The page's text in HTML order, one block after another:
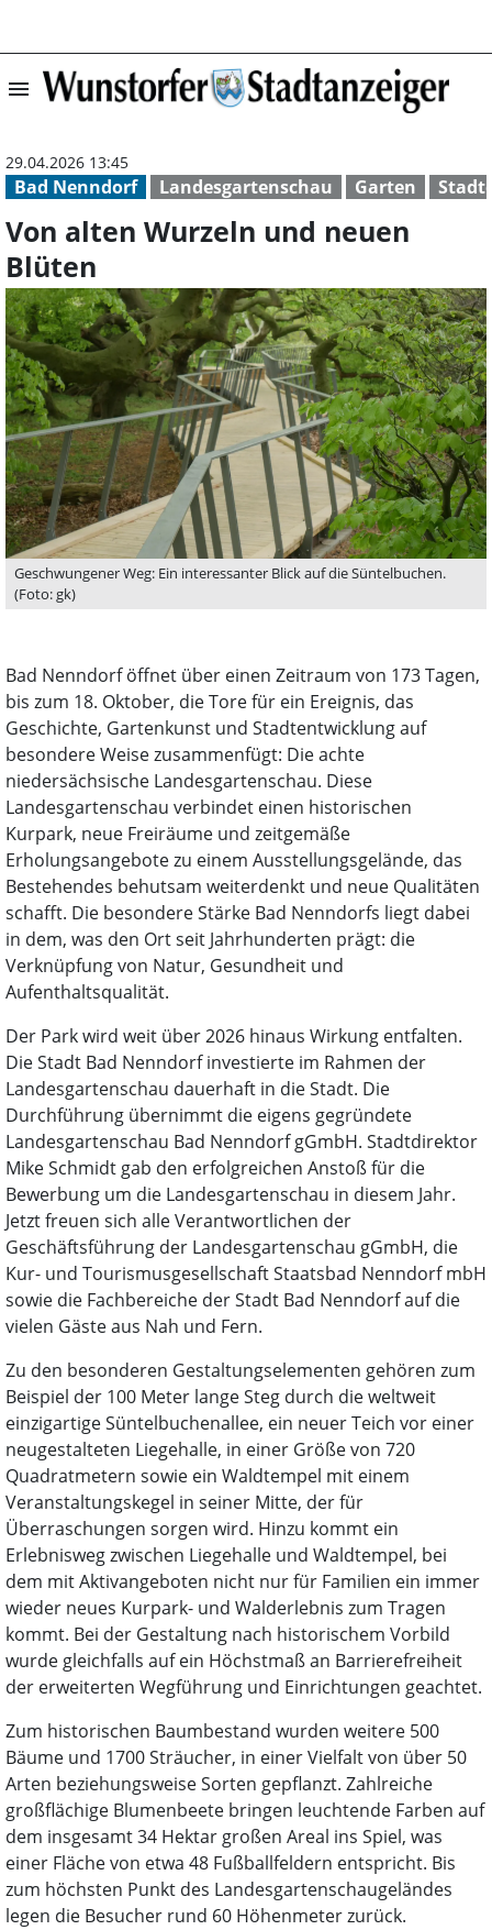
menu Von alten
Bad Nenndorf Landesgartenschau Garten
29.04.2026 13:45
Von alten Wurzeln und neuen
Blüten
Geschwungener Weg: Ein interessanter Blick auf die Süntelbuchen.
(Foto: gk)
Bad Nenndorf öffnet über einen Zeitraum von 173 Tagen,
bis zum 18. Oktober, die Tore für ein Ereignis, das
Geschichte, Gartenkunst und Stadtentwicklung auf
besondere Weise zusammenfügt: Die achte
niedersächsische Landesgartenschau. Diese
Landesgartenschau verbindet einen historischen
Kurpark, neue Freiräume und zeitgemäße
Erholungsangebote zu einem Ausstellungsgelände, das
Bestehendes behutsam weiterdenkt und neue Qualitäten
schafft. Die besondere Stärke Bad Nenndorfs liegt dabei
in dem, was den Ort seit Jahrhunderten prägt: die
Verknüpfung von Natur, Gesundheit und
Aufenthaltsqualität.
Der Park wird weit über 2026 hinaus Wirkung entfalten.
Die Stadt Bad Nenndorf investierte im Rahmen der
Landesgartenschau dauerhaft in die Stadt. Die
Durchführung übernimmt die eigens gegründete
Landesgartenschau Bad Nenndorf gGmbH. Stadtdirektor
Mike Schmidt gab den erfolgreichen Anstoß für die
Bewerbung um die Landesgartenschau in diesem Jahr.
Jetzt freuen sich alle Verantwortlichen der
Geschäftsführung der Landesgartenschau gGmbH, die
Kur- und Tourismusgesellschaft Staatsbad Nenndorf mbH
sowie die Fachbereiche der Stadt Bad Nenndorf auf die
vielen Gäste aus Nah und Fern.
Zu den besonderen Gestaltungselementen gehören zum
Beispiel der 100 Meter lange Steg durch die weltweit
einzigartige Süntelbuchenallee, ein neuer Teich vor einer
neugestalteten Liegehalle, in einer Größe von 720
Quadratmetern sowie ein Waldtempel mit einem
Veranstaltungskegel in seiner Mitte, der für
Überraschungen sorgen wird. Hinzu kommt ein
Erlebnisweg zwischen Liegehalle und Waldtempel, bei
dem mit Aktivangeboten nicht nur für Familien ein immer
wieder neues Kurpark- und Walderlebnis zum Tragen
kommt. Bei der Gestaltung nach historischem Vorbild
wurde gleichfalls auf ein Höchstmaß an Barrierefreiheit
der erweiterten Wegführung und Einrichtungen geachtet.
Zum historischen Baumbestand wurden weitere 500
Bäume und 1700 Sträucher, in einer Vielfalt von über 50
Arten beziehungsweise Sorten gepflanzt. Zahlreiche
großflächige Blumenbeete bringen leuchtende Farben auf
dem insgesamt 34 Hektar großen Areal ins Spiel, was
einer Fläche von etwa 48 Fußballfeldern entspricht. Bis
zum höchsten Punkt des Landesgartenschaugeländes
legen die Besucher rund 60 Höhenmeter zurück.